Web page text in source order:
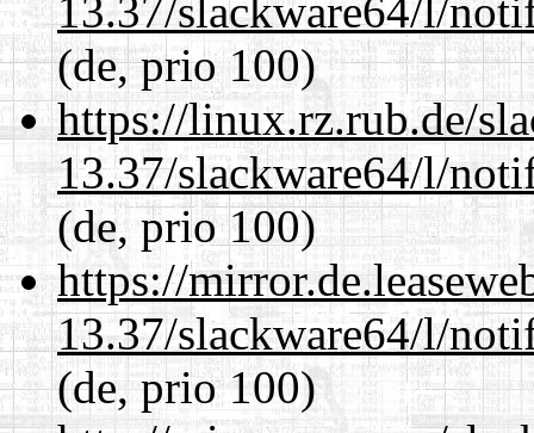
13.37/slackware64/l/
(de, prio 100)
https://linux.rz.rub.de/
13.37/slackware64/l/
(de, prio 100)
https://
13.37/slackware64/l/
(de, prio 100)